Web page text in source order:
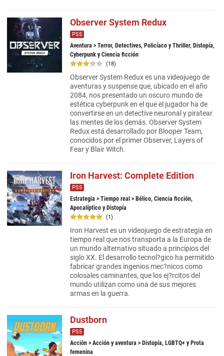
Observer System Redux
PS5
Aventura > Terror, Detectives, Policíaco y Thriller, Distopía,
Cyberpunk y Ciencia ficción
(18)
Observer System Redux es una videojuego de
aventuras y suspense que, ubicado en el año
2084, nos presentado un oscuro mundo de
estética cyberpunk en el que el jugador ha de
convertirse en un detective neuronal y piratear
las mentes de los demás. Observer System
Redux está desarrollado por Blooper Team,
conocidos por el primer Observer, Layers of
Fear y Blair Witch.
Iron Harvest: Complete Edition
PS5
Estrategia > Tiempo real > Bélico, Ciencia ficción,
Apocalíptico y Distopía
(1)
Iron Harvest es un videojuego de estrategia en
tiempo real que nos transporta a la Europa de
un mundo alternativo situado a principios del
siglo XX. El desarrollo tecnol?gico ha permitido
fabricar grandes ingenios mec?nicos como
colosales caminantes, que los ej?rcitos del
mundo utilizan como una de sus mejores
armas en la guerra.
Dustborn
PS5
Acción > Acción y aventura > Distopía, LGBTQ+ y Prota
femenina